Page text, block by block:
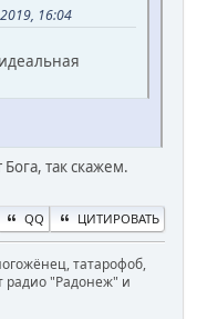
16:04
так скажем.
QQ ЦИТИРОВАТЬ
татарофоб,
"Радонеж" и